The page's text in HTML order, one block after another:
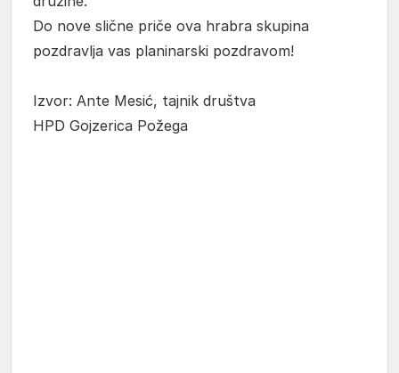
Do nove slične priče ova hrabra skupina
pozdravlja vas planinarski pozdravom!
Izvor: Ante Mesić, tajnik društva
HPD Gojzerica Požega